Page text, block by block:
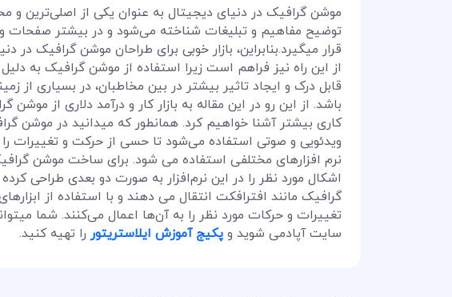
موشن گرافیک در دنیای دیجیتال به عنوان یکی از اصلی‌ترین و
توضیح مفاهیم و تبلیغات شناخته می‌شود و در بیشتر صفحات
قرار میگیرد.بنابراین، بازار خوبی برای طراحان موشن گرافیک
از این راه نیز فراهم است زیرا استفاده از موشن گرافیک به
قابل درک و ایجاد تاثیر بیشتر در بین مخاطبان، در بسیاری از
باشد. از این رو در این مقاله به بازار کار و درآمد دلاری از
کاری بیشتر آشنا خواهیم کرد. همانطور که میدانید در موشن
ویدئویی و صوتی استفاده می‌شود تا حسی از حرکت و تغییرات
نرم افزارهای مختلفی استفاده می شود. برای ساخت موشن گرافیک
اشکال مورد نظر را در این نرم‌افزار به صورت دو بعدی طراحی
گرافیک مانند افترافکت انتقال می دهند و با استفاده از
تغییرات و حرکات مورد نظر را به آن‌ها اعمال می‌کنند. شما
سایت آپادمی شوید وپکیج آموزش ایلاستریتوررا تهیه کنید.